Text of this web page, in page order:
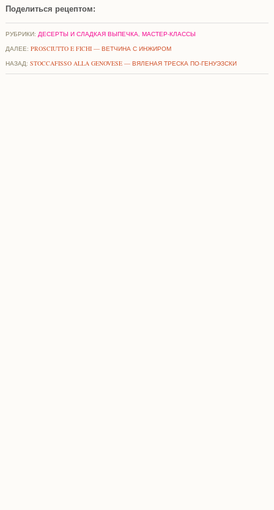
Поделиться рецептом:
РУБРИКИ: ДЕСЕРТЫ И СЛАДКАЯ ВЫПЕЧКА, МАСТЕР-КЛАССЫ
ДАЛЕЕ: PROSCIUTTO E FICHI — ВЕТЧИНА С ИНЖИРОМ
НАЗАД: STOCCAFISSO ALLA GENOVESE — ВЯЛЕНАЯ ТРЕСКА ПО-ГЕНУЭЗСКИ